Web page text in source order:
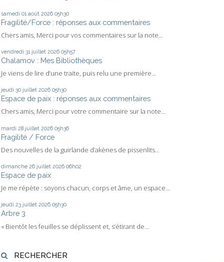
samedi 01 août 2026 05h30
Fragilité/Force : réponses aux commentaires
Chers amis, Merci pour vos commentaires sur la note...
vendredi 31 juillet 2026 05h57
Chalamov : Mes Bibliothèques
Je viens de lire d’une traite, puis relu une première...
jeudi 30 juillet 2026 05h30
Espace de paix : réponses aux commentaires
Chers amis, Merci pour votre commentaire sur la note...
mardi 28 juillet 2026 05h36
Fragilité / Force
Des nouvelles de la guirlande d’akènes de pissenlits...
dimanche 26 juillet 2026 06h02
Espace de paix
Je me répète : soyons chacun, corps et âme, un espace...
jeudi 23 juillet 2026 05h30
Arbre 3
« Bientôt les feuilles se déplissent et, s’étirant de...
RECHERCHER